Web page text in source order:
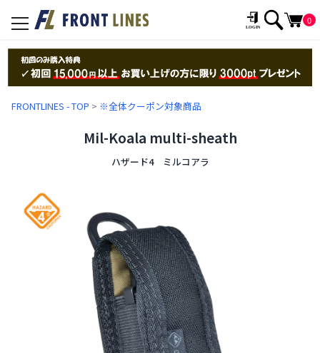
toggle
navigation
0
FRONTLINES - TOP > ※全体クーポン対象商品
Mil-Koala multi-sheath
ハザード4 ミルコアラ